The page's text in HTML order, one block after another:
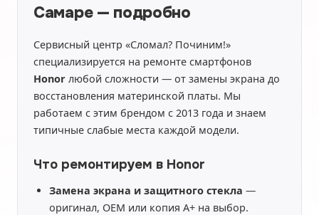
Самаре — подробно
Сервисный центр «Сломал? Починим!»
специализируется на ремонте смартфонов
Honor любой сложности — от замены экрана до
восстановления материнской платы. Мы
работаем с этим брендом с 2013 года и знаем
типичные слабые места каждой модели.
Что ремонтируем в Honor
Замена экрана и защитного стекла —
оригинал, OEM или копия A+ на выбор.